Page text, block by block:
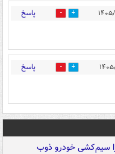
1 پاسخ
0 پاسخ